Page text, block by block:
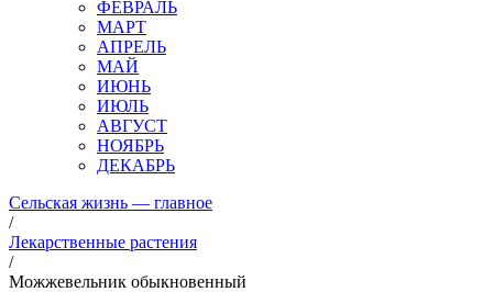
ФЕВРАЛЬ
МАРТ
АПРЕЛЬ
МАЙ
ИЮНЬ
ИЮЛЬ
АВГУСТ
НОЯБРЬ
ДЕКАБРЬ
Сельская жизнь — главное
/
Лекарственные растения
/
Можжевельник обыкновенный